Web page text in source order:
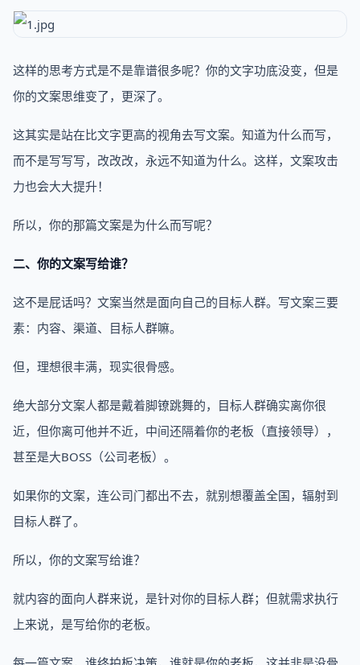
这样的思考方式是不是靠谱很多呢？你的文字功底没变，但是
你的文案思维变了，更深了。
这其实是站在比文字更高的视角去写文案。知道为什么而写，
而不是写写写，改改改，永远不知道为什么。这样，文案攻击
力也会大大提升！
所以，你的那篇文案是为什么而写呢？
二、你的文案写给谁？
这不是屁话吗？文案当然是面向自己的目标人群。写文案三要
素：内容、渠道、目标人群嘛。
但，理想很丰满，现实很骨感。
绝大部分文案人都是戴着脚镣跳舞的，目标人群确实离你很
近，但你离可他并不近，中间还隔着你的老板（直接领导），
甚至是大BOSS（公司老板）。
如果你的文案，连公司门都出不去，就别想覆盖全国，辐射到
目标人群了。
所以，你的文案写给谁？
就内容的面向人群来说，是针对你的目标人群；但就需求执行
上来说，是写给你的老板。